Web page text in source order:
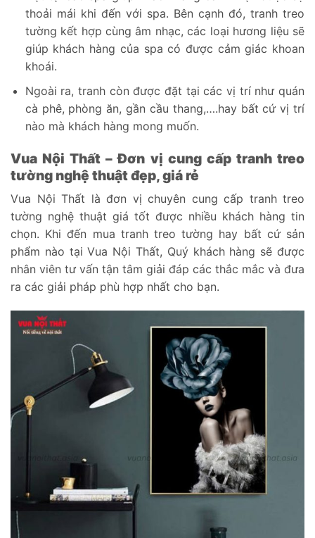
thoải mái khi đến với spa. Bên cạnh đó, tranh treo
tường kết hợp cùng âm nhạc, các loại hương liệu sẽ
giúp khách hàng của spa có được cảm giác khoan
khoái.
Ngoài ra, tranh còn được đặt tại các vị trí như quán
cà phê, phòng ăn, gần cầu thang,….hay bất cứ vị trí
nào mà khách hàng mong muốn.
Vua Nội Thất – Đơn vị cung cấp tranh treo
tường nghệ thuật đẹp, giá rẻ
Vua Nội Thất là đơn vị chuyên cung cấp tranh treo
tường nghệ thuật giá tốt được nhiều khách hàng tin
chọn. Khi đến mua tranh treo tường hay bất cứ sản
phẩm nào tại Vua Nội Thất, Quý khách hàng sẽ được
nhân viên tư vấn tận tâm giải đáp các thắc mắc và đưa
ra các giải pháp phù hợp nhất cho bạn.